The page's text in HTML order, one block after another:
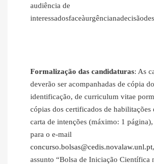
audiência de
Formalização das candidaturas: As
deverão ser acompanhadas de cópia
identificação, de curriculum vitae
cópias dos certificados de habilitações
carta de intenções (máximo: 1
para o e‐mail
concurso.bolsas@cedis.novalaw.unl.pt
assunto “Bolsa de Iniciação Científica